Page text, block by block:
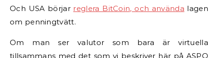
Och USA börjar reglera BitCoin, och använda lagen
om penningtvätt.
Om man ser valutor som bara är virtuella
tillsammans med det som vi beskriver här på ASPO